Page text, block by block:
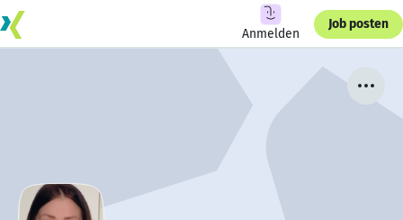
Anmelden
Job posten